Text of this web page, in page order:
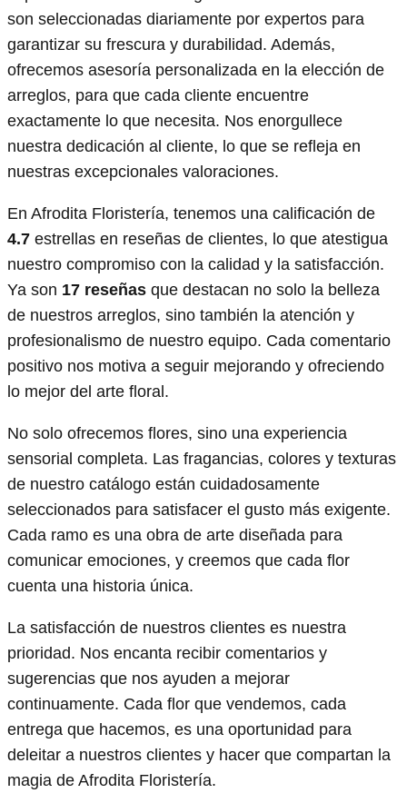
son seleccionadas diariamente por expertos para
garantizar su frescura y durabilidad. Además,
ofrecemos asesoría personalizada en la elección de
arreglos, para que cada cliente encuentre
exactamente lo que necesita. Nos enorgullece
nuestra dedicación al cliente, lo que se refleja en
nuestras excepcionales valoraciones.
En Afrodita Floristería, tenemos una calificación de
4.7 estrellas en reseñas de clientes, lo que atestigua
nuestro compromiso con la calidad y la satisfacción.
Ya son 17 reseñas que destacan no solo la belleza
de nuestros arreglos, sino también la atención y
profesionalismo de nuestro equipo. Cada comentario
positivo nos motiva a seguir mejorando y ofreciendo
lo mejor del arte floral.
No solo ofrecemos flores, sino una experiencia
sensorial completa. Las fragancias, colores y texturas
de nuestro catálogo están cuidadosamente
seleccionados para satisfacer el gusto más exigente.
Cada ramo es una obra de arte diseñada para
comunicar emociones, y creemos que cada flor
cuenta una historia única.
La satisfacción de nuestros clientes es nuestra
prioridad. Nos encanta recibir comentarios y
sugerencias que nos ayuden a mejorar
continuamente. Cada flor que vendemos, cada
entrega que hacemos, es una oportunidad para
deleitar a nuestros clientes y hacer que compartan la
magia de Afrodita Floristería.